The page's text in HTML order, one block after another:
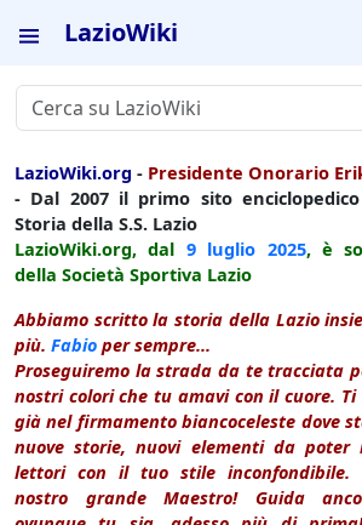
LazioWiki
LazioWiki.org - Presidente Onorario
- Dal 2007 il primo sito
Storia della S.S. Lazio
LazioWiki.org, dal 9 luglio 2025, è
della Società Sportiva Lazio
Abbiamo scritto la storia della Lazio
più. Fabio per sempre...
Proseguiremo la strada da te tracciata
nostri colori che tu amavi con il cuore.
già nel firmamento biancoceleste dove
nuove storie, nuovi elementi da poter
lettori con il tuo stile inconfondibile.
nostro grande Maestro! Guida